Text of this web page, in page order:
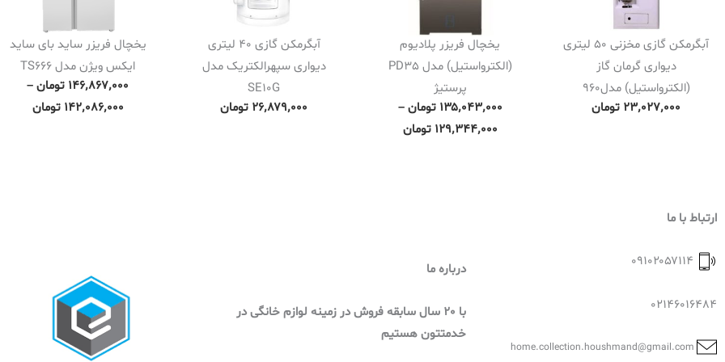
آبگرمکن گازی مخزنی 50 لیتری
دیواری گرمان گاز
(الکترواستیل) مدل960
۲۳٬۰۲۷٬۰۰۰ تومان
یخچال فریزر پلادیوم
(الکترواستیل) مدل PD35
پرستیژ
۱۳۵٬۰۴۳٬۰۰۰ تومان –
۱۲۹٬۳۴۴٬۰۰۰ تومان
P
r
e
آبگرمکن گازی 40 لیتری
دیواری سپهرالکتریک مدل
SE10G
۲۶٬۸۷۹٬۰۰۰ تومان
یخچال فریزر ساید بای ساید
ایکس ویژن مدل TS666
۱۴۶٬۸۶۷٬۰۰۰ تومان–
۱۴۲٬۰۸۶٬۰۰۰ تومان
P
r
ارتباط با ما
02146016484
درباره ما
با 20 سال سابقه فروش در زمینه لوازم خانگی در
خدمتتون هستیم